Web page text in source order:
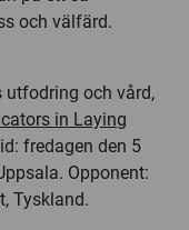
och välfärd.
och vård,
in Laying
fredagen den 5
Opponent:
Tyskland.